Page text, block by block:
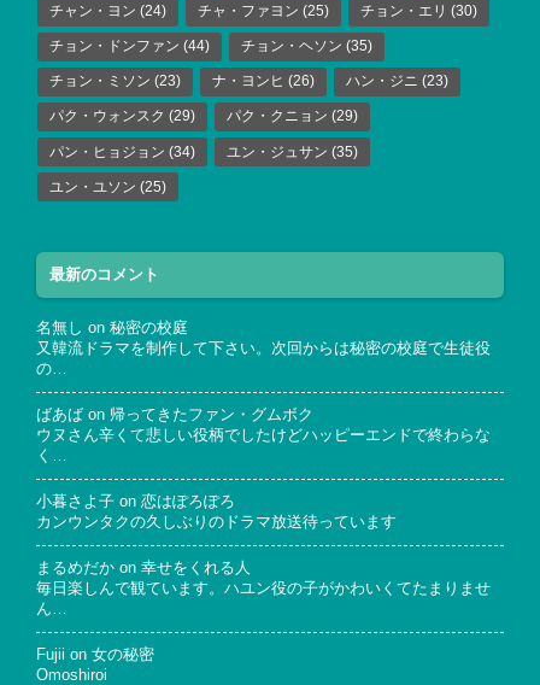
チャン・ヨン (24) チャ・ファヨン (25) チョン・エリ (30)
チョン・ドンファン (44) チョン・ヘソン (35)
チョン・ミソン (23) ナ・ヨンヒ (26) ハン・ジニ (23)
パク・ウォンスク (29) パク・クニョン (29)
パン・ヒョジョン (34) ユン・ジュサン (35)
ユン・ユソン (25)
最新のコメント
名無し on 秘密の校庭
又韓流ドラマを制作して下さい。次回からは秘密の校庭で生徒役
の…
ばあば on 帰ってきたファン・グムボク
ウヌさん辛くて悲しい役柄でしたけどハッピーエンドで終わらな
く…
小暮さよ子 on 恋はぽろぽろ
カンウンタクの久しぶりのドラマ放送待っています
まるめだか on 幸せをくれる人
毎日楽しんで観ています。ハユン役の子がかわいくてたまりませ
ん…
Fujii on 女の秘密
Omoshiroi